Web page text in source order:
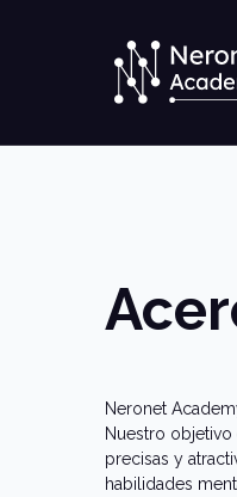
Neronet
Nuestro
precisas y
habilidades